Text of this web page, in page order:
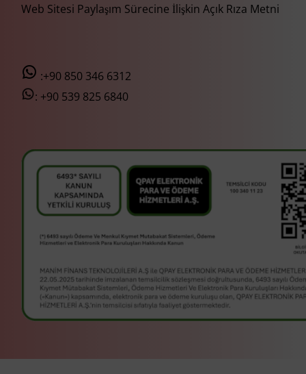
Web Sitesi Paylaşım Sürecine İlişkin Açık Rıza Metni
:+90 850 346 6312
: +90 539 825 6840